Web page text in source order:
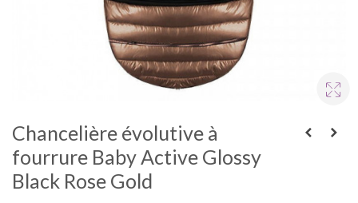
Chancelière évolutive à
fourrure Baby Active Glossy
Black Rose Gold